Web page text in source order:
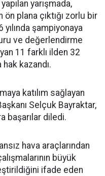
yarışmada,
plana çıktığı zorlu bir
şampiyonaya
ve değerlendirme
11 farklı ilden 32
kazandı.
katılım sağlayan
Selçuk Bayraktar,
başarılar diledi.
hava araçlarından
büyük
ifade eden